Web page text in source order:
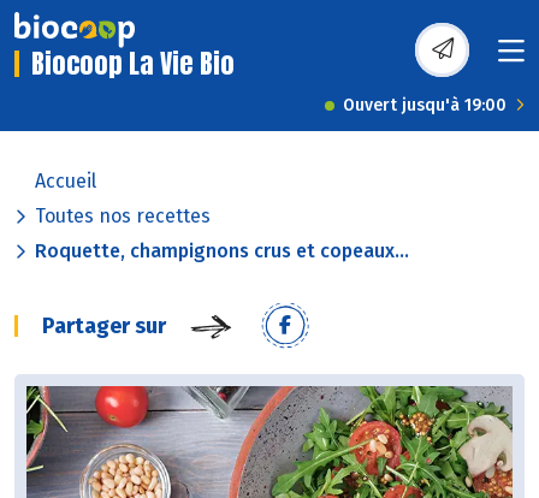
Biocoop La Vie Bio
Ouvert jusqu'à 19:00
Accueil
Toutes nos recettes
Roquette, champignons crus et copeaux...
Partager sur